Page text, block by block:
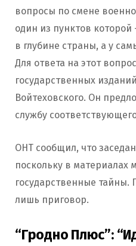
вопросы по смене
один из пунктов
в глубине страны, а у
Для ответа на этот
государственных
Войтеховского. Он
службу
ОНТ сообщил, что
поскольку в материалах
государственные тайны.
лишь приговор.
“Гродно Плюс”: